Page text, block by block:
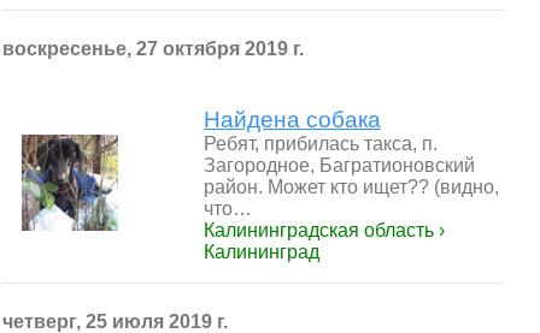
воскресенье, 27 октября 2019 г.
Найдена собака
Ребят, прибилась такса, п.
Загородное, Багратионовский
район. Может кто ищет?? (видно,
что…
Калининградская область ›
Калининград
четверг, 25 июля 2019 г.